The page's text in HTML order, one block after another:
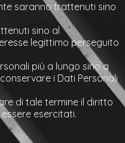
saranno trattenuti sino
sino al
legittimo perseguito
più a lungo sino a
i Dati Personali
di tale termine il diritto
esercitati.